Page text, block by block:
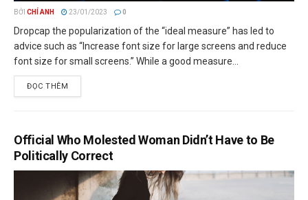
BỞI CHÍ ANH 23/01/2023 0
Dropcap the popularization of the “ideal measure” has led to
advice such as “Increase font size for large screens and reduce
font size for small screens.” While a good measure...
ĐỌC THÊM
Official Who Molested Woman Didn’t Have to Be
Politically Correct